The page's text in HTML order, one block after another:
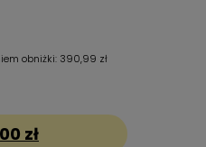
obniżki: 390,99 zł
zł